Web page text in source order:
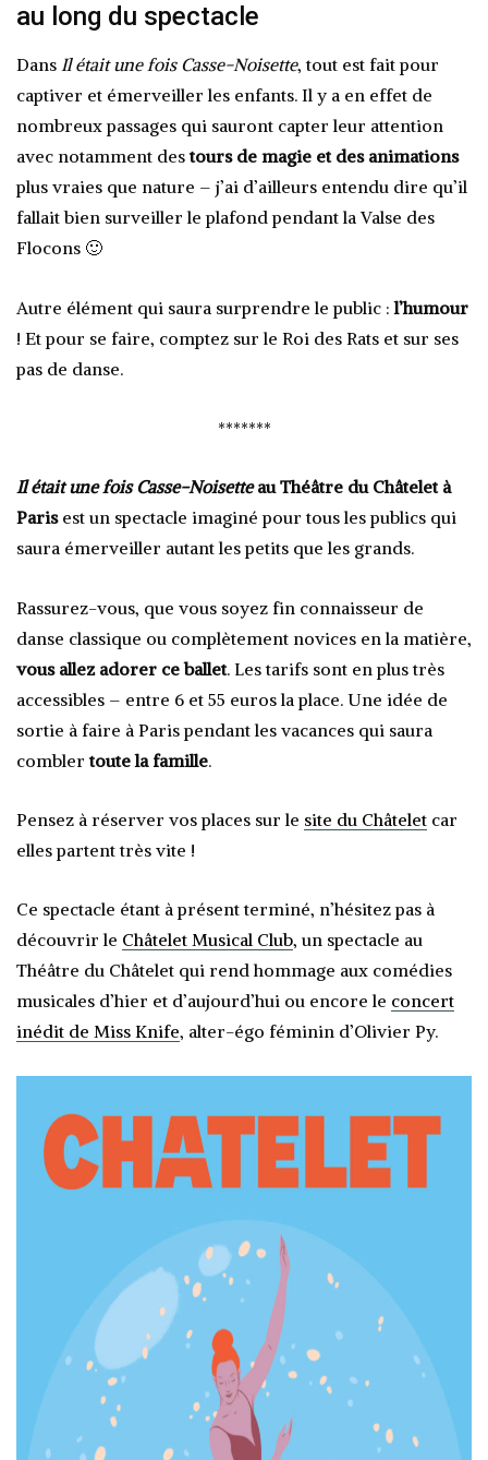
au long du spectacle
Dans Il était une fois Casse-Noisette, tout est fait pour
captiver et émerveiller les enfants. Il y a en effet de
nombreux passages qui sauront capter leur attention
avec notamment destours de magie et des animations
plus vraies que nature – j’ai d’ailleurs entendu dire qu’il
fallait bien surveiller le plafond pendant la Valse des
Flocons 🙂
Autre élément qui saura surprendre le public :l’humour
! Et pour se faire, comptez sur le Roi des Rats et sur ses
pas de danse.
*******
Il était une fois Casse-Noisetteau Théâtre du Châtelet à
Parisest un spectacle imaginé pour tous les publics qui
saura émerveiller autant les petits que les grands.
Rassurez-vous, que vous soyez fin connaisseur de
danse classique ou complètement novices en la matière,
vous allez adorer ce ballet. Les tarifs sont en plus très
accessibles – entre 6 et 55 euros la place. Une idée de
sortie à faire à Paris pendant les vacances qui saura
combler toute la famille.
Pensez à réserver vos places sur le site du Châtelet car
elles partent très vite !
Ce spectacle étant à présent terminé, n’hésitez pas à
découvrir le Châtelet Musical Club, un spectacle au
Théâtre du Châtelet qui rend hommage aux comédies
musicales d’hier et d’aujourd’hui ou encore le concert
inédit de Miss Knife, alter-égo féminin d’Olivier Py.